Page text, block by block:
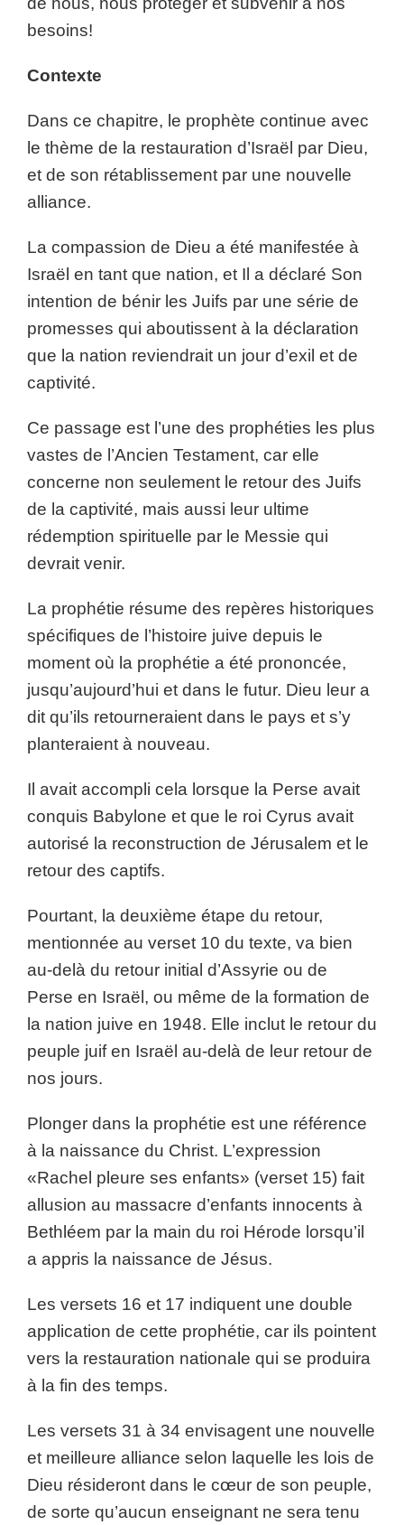
besoins!
Contexte
Dans ce chapitre, le prophète continue avec
le thème de la restauration d’Israël par Dieu,
et de son rétablissement par une nouvelle
alliance.
La compassion de Dieu a été manifestée à
Israël en tant que nation, et Il a déclaré Son
intention de bénir les Juifs par une série de
promesses qui aboutissent à la déclaration
que la nation reviendrait un jour d’exil et de
captivité.
Ce passage est l’une des prophéties les plus
vastes de l’Ancien Testament, car elle
concerne non seulement le retour des Juifs
de la captivité, mais aussi leur ultime
rédemption spirituelle par le Messie qui
devrait venir.
La prophétie résume des repères historiques
spécifiques de l’histoire juive depuis le
moment où la prophétie a été prononcée,
jusqu’aujourd’hui et dans le futur. Dieu leur a
dit qu’ils retourneraient dans le pays et s’y
planteraient à nouveau.
Il avait accompli cela lorsque la Perse avait
conquis Babylone et que le roi Cyrus avait
autorisé la reconstruction de Jérusalem et le
retour des captifs.
Pourtant, la deuxième étape du retour,
mentionnée au verset 10 du texte, va bien
au-delà du retour initial d’Assyrie ou de
Perse en Israël, ou même de la formation de
la nation juive en 1948. Elle inclut le retour du
peuple juif en Israël au-delà de leur retour de
nos jours.
Plonger dans la prophétie est une référence
à la naissance du Christ. L’expression
«Rachel pleure ses enfants» (verset 15) fait
allusion au massacre d’enfants innocents à
Bethléem par la main du roi Hérode lorsqu’il
a appris la naissance de Jésus.
Les versets 16 et 17 indiquent une double
application de cette prophétie, car ils pointent
vers la restauration nationale qui se produira
à la fin des temps.
Les versets 31 à 34 envisagent une nouvelle
et meilleure alliance selon laquelle les lois de
Dieu résideront dans le cœur de son peuple,
de sorte qu’aucun enseignant ne sera tenu